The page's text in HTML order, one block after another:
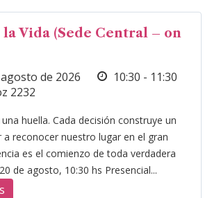
Vida (Sede Central – on
de 2026
10:30 - 11:30
2232
huella. Cada decisión construye un
a reconocer nuestro lugar en el gran
es el comienzo de toda verdadera
de agosto, 10:30 hs Presencial...